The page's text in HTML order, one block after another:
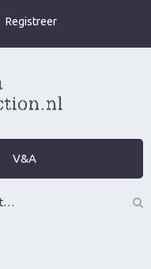
Registreer
V&A
Nederlands grootste Dutch Attraction, Lifestyle, Vrouwen versieren en Pick-Up (PUA) Forum